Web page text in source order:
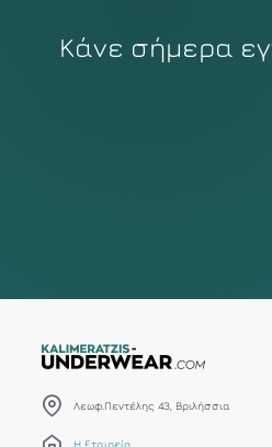
Κάνε σήμερα
Λεωφ.Πεντέλης 43, Βριλήσσια
Η Εταιρεία